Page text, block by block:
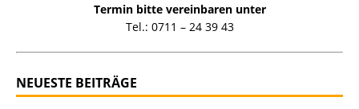
Termin bitte vereinbaren unter
Tel.: 0711 – 24 39 43
NEUESTE BEITRÄGE